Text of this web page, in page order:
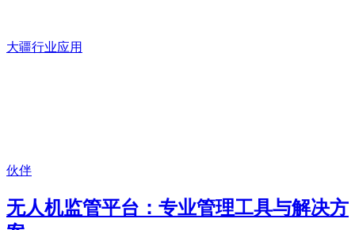
大疆行业应用
伙伴
无人机监管平台：专业管理工具与解决方